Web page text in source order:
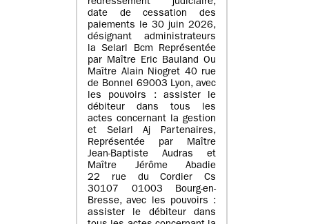
redressement judiciaire,
date de cessation des
paiements le 30 juin 2026,
désignant administrateurs
la Selarl Bcm Représentée
par Maître Eric Bauland Ou
Maître Alain Niogret 40 rue
de Bonnel 69003 Lyon, avec
les pouvoirs : assister le
débiteur dans tous les
actes concernant la gestion
et Selarl Aj Partenaires,
Représentée par Maître
Jean-Baptiste Audras et
Maître Jérôme Abadie
22 rue du Cordier Cs
30107 01003 Bourg-en-
Bresse, avec les pouvoirs :
assister le débiteur dans